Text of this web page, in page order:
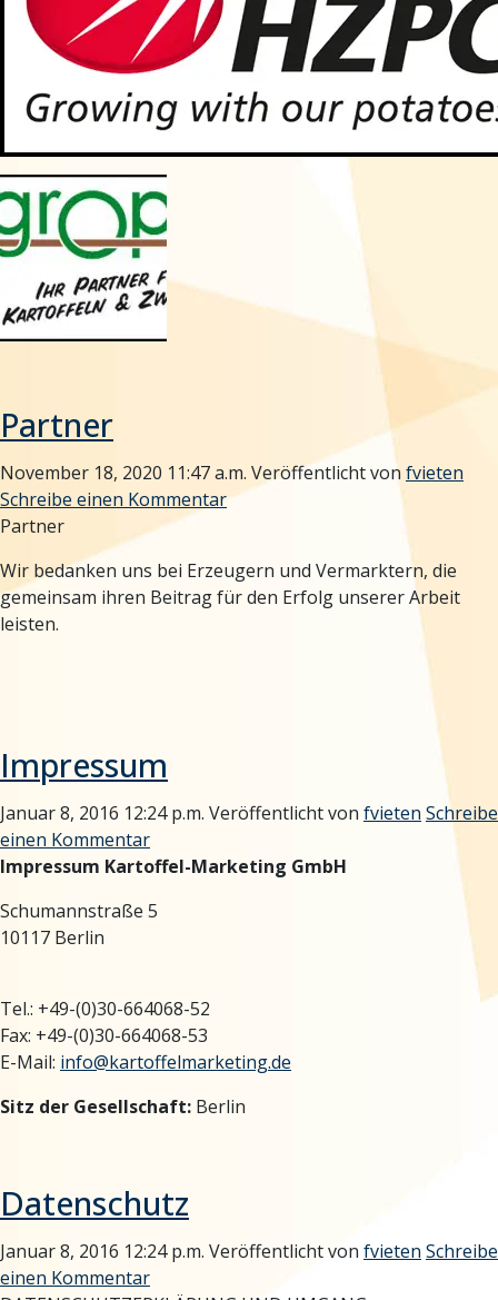
Partner
November 18, 2020 11:47 a.m. Veröffentlicht von fvieten
Schreibe einen Kommentar
Partner
Wir bedanken uns bei Erzeugern und Vermarktern, die
gemeinsam ihren Beitrag für den Erfolg unserer Arbeit
leisten.
Impressum
Januar 8, 2016 12:24 p.m. Veröffentlicht von fvieten Schreibe
einen Kommentar
Impressum Kartoffel-Marketing GmbH
Schumannstraße 5
10117 Berlin
Tel.: +49-(0)30-664068-52
Fax: +49-(0)30-664068-53
E-Mail: info@kartoffelmarketing.de
Sitz der Gesellschaft: Berlin
Datenschutz
Januar 8, 2016 12:24 p.m. Veröffentlicht von fvieten Schreibe
einen Kommentar